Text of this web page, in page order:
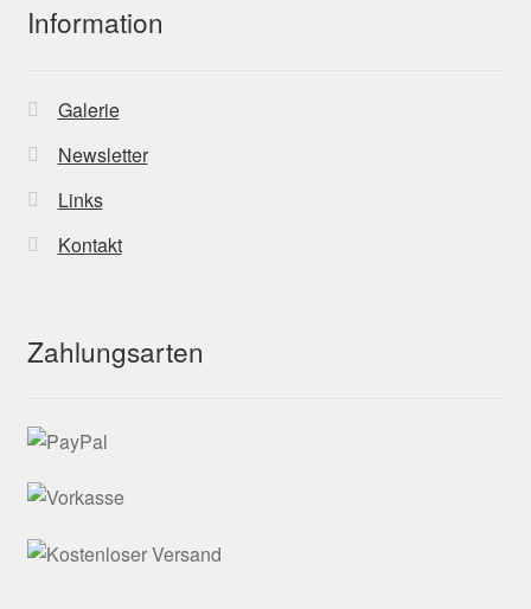
Information
Galerie
Newsletter
Links
Kontakt
Zahlungsarten